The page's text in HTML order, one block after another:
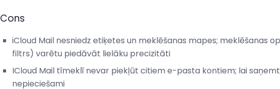
Cons
iCloud Mail nesniedz etiķetes un meklēšanas mapes; meklēšanas
filtrs) varētu piedāvāt lielāku precizitāti
ICloud Mail tīmeklī nevar piekļūt citiem e-pasta kontiem; lai
nepieciešami